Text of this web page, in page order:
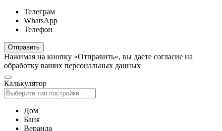
Телеграм
WhatsApp
Телефон
Отправить
Нажимая на кнопку «Отправить», вы даете согласие на
обработку ваших персональных данных
Калькулятор
Дом
Баня
Веранда